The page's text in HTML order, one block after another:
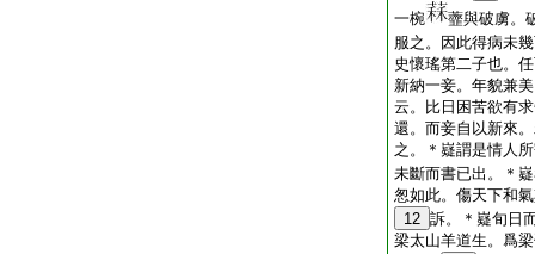
一椀
虀與破虜。
服之。因此得病未
史懷瑤第二子也。
新納一妾。年貌兼
云。比日困苦欲有
還。而妾自以新來
之。＊嶷謂是情人
未斷而書已出。＊
怱如此。傷天下和
12 訴。＊嶷旬日
梁太山羊道生。爲